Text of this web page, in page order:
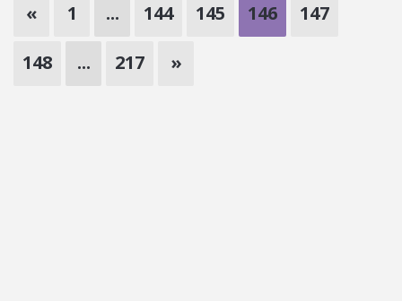
« 1 ... 144 145 146 147
148 ... 217 »